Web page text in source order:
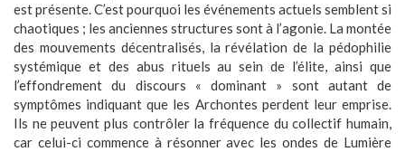
est présente. C’est pourquoi les événements actuels semblent si
chaotiques ; les anciennes structures sont à l’agonie. La montée
des mouvements décentralisés, la révélation de la pédophilie
systémique et des abus rituels au sein de l’élite, ainsi que
l’effondrement du discours « dominant » sont autant de
symptômes indiquant que les Archontes perdent leur emprise.
Ils ne peuvent plus contrôler la fréquence du collectif humain,
car celui-ci commence à résonner avec les ondes de Lumière